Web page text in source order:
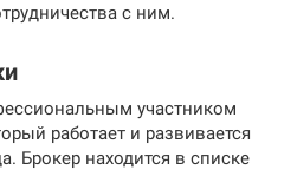
с ним.
участником
работает и развивается
Брокер находится в списке